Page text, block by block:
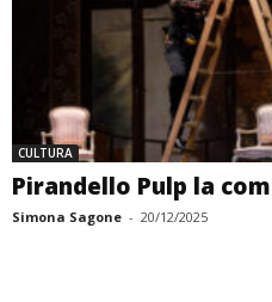
CULTURA
Pirandello Pulp la
Simona Sagone - 20/12/2025